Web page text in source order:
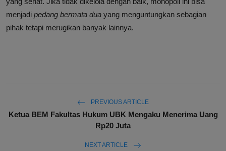
menjadi pedang bermata dua yang menguntungkan sebagian
pihak tetapi merugikan banyak lainnya.
PREVIOUS ARTICLE
Ketua BEM Fakultas Hukum UBK Mengaku Menerima Uang
Rp20 Juta
NEXT ARTICLE